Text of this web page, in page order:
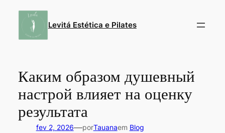
Levitá Estética e Pilates
Каким образом душевный
настрой влияет на оценку
результата
fev 2, 2026—porTauanaem Blog